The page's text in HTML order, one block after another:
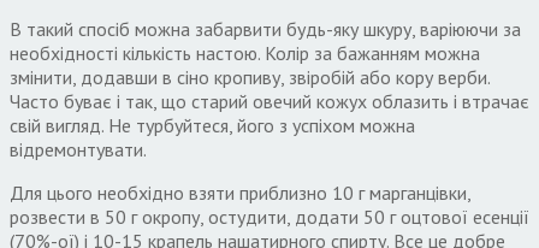
В такий спосіб можна забарвити будь-яку шкуру, варіюючи за
необхідності кількість настою. Колір за бажанням можна
змінити, додавши в сіно кропиву, звіробій або кору верби.
Часто буває і так, що старий овечий кожух облазить і втрачає
свій вигляд. Не турбуйтеся, його з успіхом можна
відремонтувати.
Для цього необхідно взяти приблизно 10 г марганцівки,
розвести в 50 г окропу, остудити, додати 50 г оцтової есенції
(70%-ої) і 10-15 крапель нашатирного спирту. Все це добре